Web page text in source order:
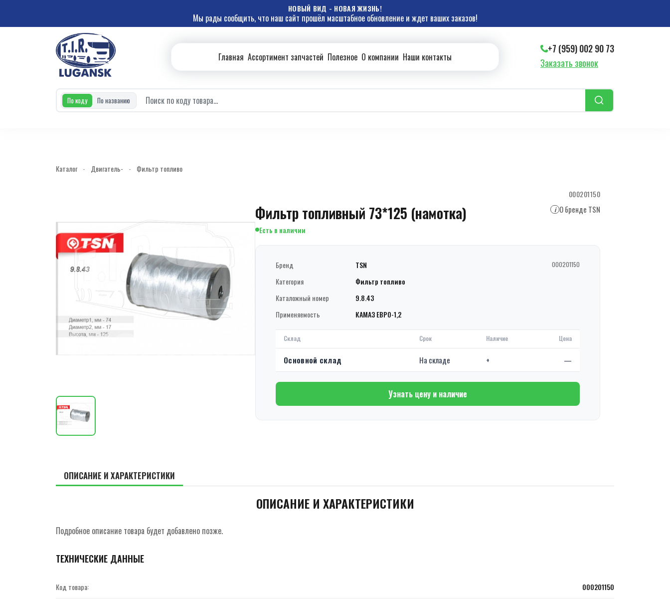
НОВЫЙ ВИД - НОВАЯ ЖИЗНЬ!
Мы рады сообщить, что наш сайт прошёл масштабное обновление и ждет ваших заказов!
Главная Ассортимент запчастей Полезное О компании Наши контакты
+7 (959) 002 90 73
Заказать звонок
По коду По названию
Каталог - Двигатель- - Фильтр топливо
000201150
Фильтр топливный 73*125 (намотка) i О бренде TSN
Есть в наличии
Бренд TSN 000201150
Категория
Фильтр топливо
Каталожный номер
9.8.43
Применяемость
КАМАЗ ЕВРО-1,2
Склад Срок Наличие Цена
Основной склад На складе + —
Узнать цену и наличие
ОПИСАНИЕ И ХАРАКТЕРИСТИКИ
ОПИСАНИЕ И ХАРАКТЕРИСТИКИ
Подробное описание товара будет добавлено позже.
ТЕХНИЧЕСКИЕ ДАННЫЕ
Код товара: 000201150